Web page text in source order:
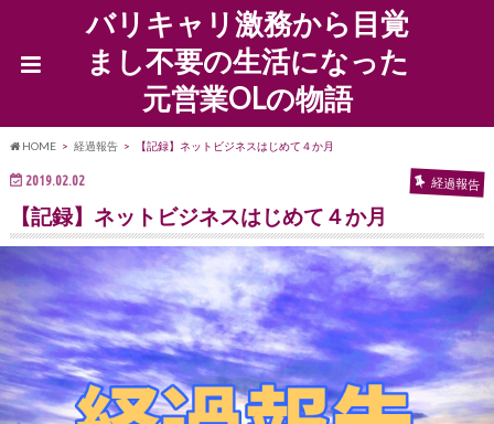
バリキャリ激務から目覚
まし不要の生活になった
元営業OLの物語
HOME 経過報告 【記録】ネットビジネスはじめて４か月
2019.02.02 経過報告
【記録】ネットビジネスはじめて４か月